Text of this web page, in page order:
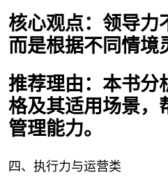
核心观点：领导力
而是根据不同情境
推荐理由：本书分
格及其适用场景，
管理能力。
四、执行力与运营类